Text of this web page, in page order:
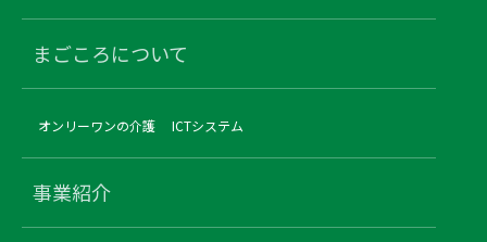
まごころについて
オンリーワンの介護 ICTシステム
事業紹介